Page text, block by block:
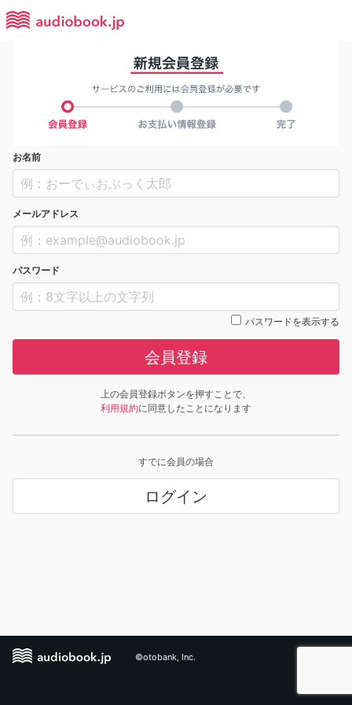
お名前
メールアドレス
パスワード
パスワードを表示する
会員登録
上の会員登録ボタンを押すことで、
利用規約に同意したことになります
すでに会員の場合
ログイン
©otobank, Inc.